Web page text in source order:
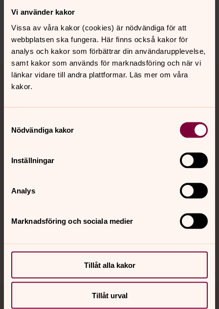
Vi använder kakor
Vissa av våra kakor (cookies) är nödvändiga för att
webbplatsen ska fungera. Här finns också kakor för
analys och kakor som förbättrar din användarupplevelse,
samt kakor som används för marknadsföring och när vi
länkar vidare till andra plattformar. Läs mer om våra
kakor.
Nödvändiga kakor
Inställningar
Analys
Marknadsföring och sociala medier
Tillåt alla kakor
Tillåt urval
Dela
Tillbaka till toppen
Tillbaka till innehållet
Kalender
Hitta snabbt
Sociala kanaler
Jourhavande präst